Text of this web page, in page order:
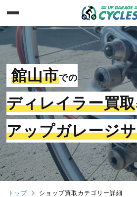
館山市での
ディレイラー買取
アップガレージ
トップ ショップ買取カテゴリー詳細